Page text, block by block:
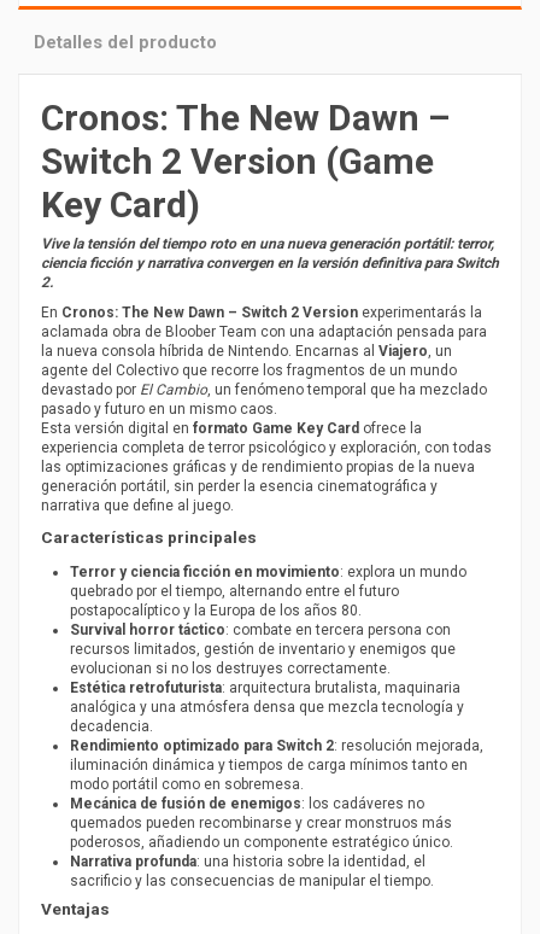
Detalles del producto
Cronos: The New Dawn –
Switch 2 Version (Game
Key Card)
Vive la tensión del tiempo roto en una nueva generación portátil: terror,
ciencia ficción y narrativa convergen en la versión definitiva para Switch
2.
En Cronos: The New Dawn – Switch 2 Version experimentarás la
aclamada obra de Bloober Team con una adaptación pensada para
la nueva consola híbrida de Nintendo. Encarnas al Viajero, un
agente del Colectivo que recorre los fragmentos de un mundo
devastado por El Cambio, un fenómeno temporal que ha mezclado
pasado y futuro en un mismo caos.
Esta versión digital en formato Game Key Card ofrece la
experiencia completa de terror psicológico y exploración, con todas
las optimizaciones gráficas y de rendimiento propias de la nueva
generación portátil, sin perder la esencia cinematográfica y
narrativa que define al juego.
Características principales
Terror y ciencia ficción en movimiento: explora un mundo
quebrado por el tiempo, alternando entre el futuro
postapocalíptico y la Europa de los años 80.
Survival horror táctico: combate en tercera persona con
recursos limitados, gestión de inventario y enemigos que
evolucionan si no los destruyes correctamente.
Estética retrofuturista: arquitectura brutalista, maquinaria
analógica y una atmósfera densa que mezcla tecnología y
decadencia.
Rendimiento optimizado para Switch 2: resolución mejorada,
iluminación dinámica y tiempos de carga mínimos tanto en
modo portátil como en sobremesa.
Mecánica de fusión de enemigos: los cadáveres no
quemados pueden recombinarse y crear monstruos más
poderosos, añadiendo un componente estratégico único.
Narrativa profunda: una historia sobre la identidad, el
sacrificio y las consecuencias de manipular el tiempo.
Ventajas